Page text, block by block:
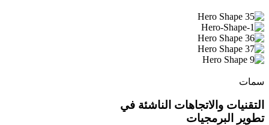
سمات
التقنيات والاتجاهات الناشئة في
تطوير البرمجيات